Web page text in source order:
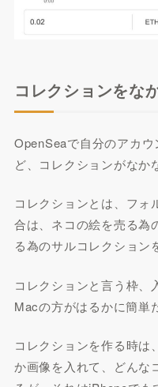
コレクションをな
OpenSeaで自分のアカ
ど、コレクションがなか
コレクションとは、フォ
合は、ネコの絵を売る為
る為のサルコレクション
コレクションと言う枠、
Macの方がはるかに簡単
コレクションを作る時は
か画像を入れて、どんな